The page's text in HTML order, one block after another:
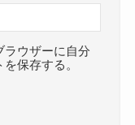
ラウザーに自分
保存する。